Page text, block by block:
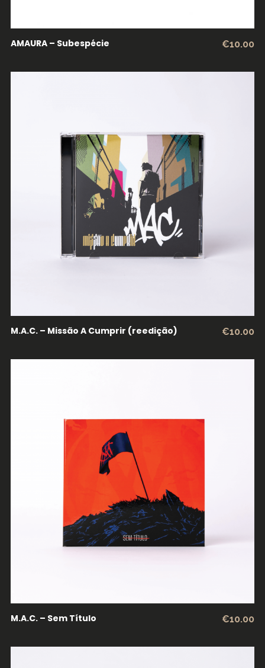
AMAURA – Subespécie €10.00
LER MAIS
M.A.C. – Missão A Cumprir (reedição) €10.00
LER MAIS
M.A.C. – Sem Título €10.00